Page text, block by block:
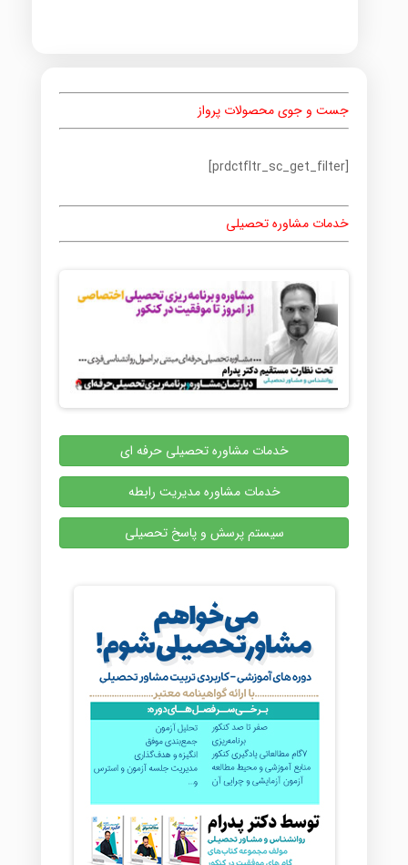
جست و جوی محصولات پرواز
[prdctfltr_sc_get_filter]
خدمات مشاوره تحصیلی
خدمات مشاوره تحصیلی حرفه ای
خدمات مشاوره مدیریت رابطه
سیستم پرسش و پاسخ تحصیلی